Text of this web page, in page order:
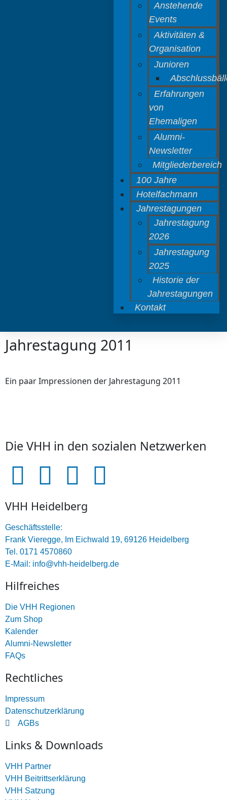
Anstehende
Events
Aktivitäten &
Organisation
Junioren
Erfahrungen
von
Ehemaligen
Alumni-
Newsletter
Mitgliederbereich
100 Jahre
Hotelfachmann
Jahrestagungen
Jahrestagung
2026
Jahrestagung
2025
Historie der
Jahrestagungen
Kontakt
Jahrestagung 2011
Ein paar Impressionen der Jahrestagung 2011
Die VHH in den sozialen Netzwerken
VHH Heidelberg
Geschäftsstelle:
Frank Vieregge, Im Eichwald 19, 69126 Heidelberg
Tel. 0171 4570860
E-Mail: info@vhh-heidelberg.de
Hilfreiches
Die VHH Regionen
Zum Shop
Kalender
Alumni-Newsletter
FAQs
Rechtliches
Impressum
Datenschutzerklärung
AGBs
Links & Downloads
VHH Partner
VHH Beitrittserklärung
VHH Satzung